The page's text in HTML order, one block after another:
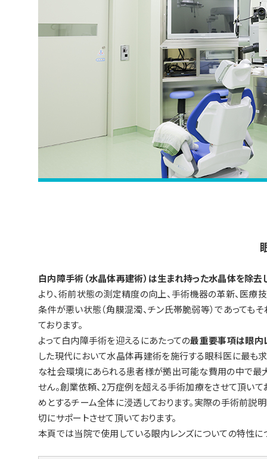
白内障手術（水晶体再建術）は生まれ持った水晶体を除
より、術前状態の測定精度の向上、手術機器の革新、医
条件が悪い状態（角膜混濁、チン氏帯脆弱等）であって
ております。
よって白内障手術を迎えるにあたっての最重要事項は眼内
した現代において水晶体再建術を施行する眼科医に最も
な社会環境にあられる患者様が拠出可能な費用の中で最
せん。創業依頼、2万症例を超える手術加療をさせて頂い
めとするチーム全体に浸透しております。実際の手術前説
切にサポートさせて頂いております。
本頁では当院で使用している眼内レンズについての特性に